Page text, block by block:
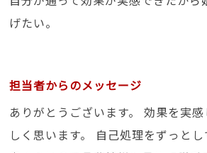
げたい。
担当者からのメッセージ
ありがとうございます。 効果を実
しく思います。 自己処理をずっと